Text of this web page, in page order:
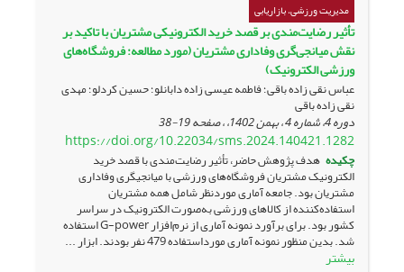
مدیریت ورزشی، بازاریابی
تأثیر رضایت‌مندی بر قصد خرید الکترونیکی مشتریان با تاکید بر
نقش میانجی‌گری وفاداری مشتریان (مورد مطالعه: فروشگاه‌های
ورزشی الکترونیک)
عباس نقی زاده باقی؛ فاطمه عیسی زاده دابانلو؛ حسین کردلو؛ مهدی
نقی زاده باقی
دوره 4، شماره 4 ، بهمن 1402، ، صفحه 19-38
https://doi.org/10.22034/sms.2024.140421.1282
چکیده هدف پژوهش حاضر، تأثیر رضایت‌مندی با قصد خرید
الکترونیک مشتریان فروشگاه‌های ورزشی با میانجیگری وفاداری
مشتریان بود. جامعه آماری موردنظر شامل همه مشتریان
استفاده‌کننده از کالاهای ورزشی به‌صورت الکترونیک در سراسر
کشور بود. برای برآورد نمونه آماری از نرم‌افزار G-power استفاده
شد. بدین منظور نمونه آماری مورداستفاده 479 نفر بودند. ابزار ...
بیشتر